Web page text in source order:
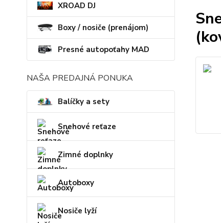
XROAD DJ
Boxy / nosiče (prenájom)
Presné autopoťahy MAD
NAŠA PREDAJNÁ PONUKA
Balíčky a sety
Snehové reťaze
Zimné doplnky
Autoboxy
Nosiče lyží